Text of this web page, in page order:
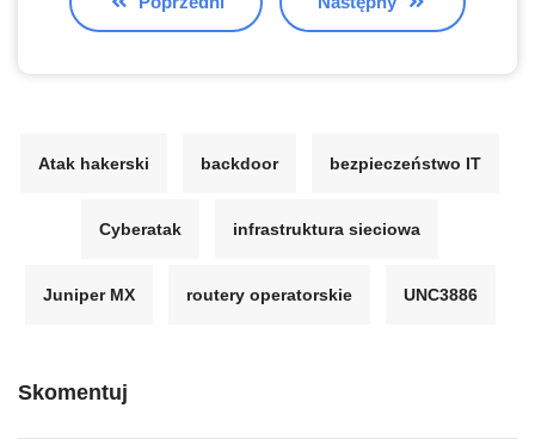
Atak hakerski backdoor bezpieczeństwo IT
Cyberatak infrastruktura sieciowa
Juniper MX routery operatorskie UNC3886
Skomentuj